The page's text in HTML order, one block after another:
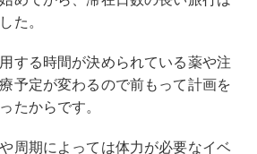
た。
する時間が決められている薬や注
予定が変わるので前もって計画を
たからです。
周期によっては体力が必要なイベ